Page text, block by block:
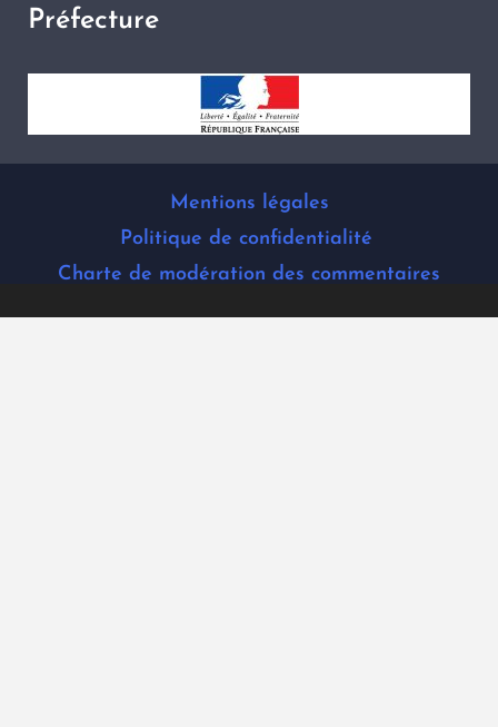
Préfecture
Mentions légales
Politique de confidentialité
Charte de modération des commentaires